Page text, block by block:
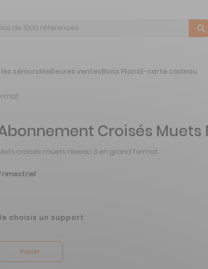
les séniorsMeilleures ventesBons PlansE-carte cadeau
Croisés
croisés muets niveau 3 en grand format.
choisis un support
Papier